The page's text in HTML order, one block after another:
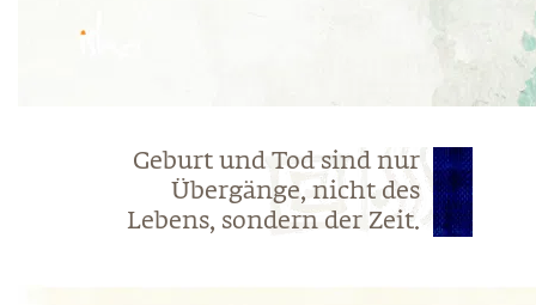
Geburt und Tod sind nur
Übergänge, nicht des
Lebens, sondern der Zeit.